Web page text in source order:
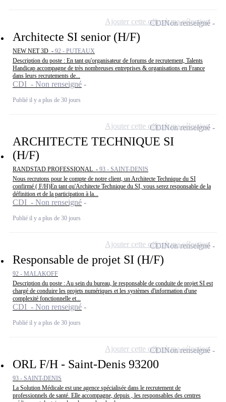
Architecte SI senior (H/F)
NEW NET 3D - 92 - PUTEAUX
Description du poste : En tant qu'organisateur de forums de recrutement, Talents
Handicap accompagne de très nombreuses entreprises & organisations en France
dans leurs recrutements de...
CDI - Non renseigné
Publié il y a plus de 30 jours
CDINon renseigné
Ajouter cette offre à ma sélection
ARCHITECTE TECHNIQUE SI
(H/F)
RANDSTAD PROFESSIONAL - 93 - SAINT-DENIS
Nous recrutons pour le compte de notre client, un Architecte Technique du SI
confirmé ( F/H)En tant qu'Architecte Technique du SI, vous serez responsable de la
définition et de la participation à la...
CDI - Non renseigné
Publié il y a plus de 30 jours
CDINon renseigné
Ajouter cette offre à ma sélection
Responsable de projet SI (H/F)
92 - MALAKOFF
Description du poste : Au sein du bureau, le responsable de conduite de projet SI est
chargé de conduire les projets numériques et les systèmes d'information d'une
complexité fonctionnelle et...
CDI - Non renseigné
Publié il y a plus de 30 jours
CDINon renseigné
Ajouter cette offre à ma sélection
ORL F/H - Saint-Denis 93200
93 - SAINT-DENIS
La Solution Médicale est une agence spécialisée dans le recrutement de
professionnels de santé. Elle accompagne, depuis , les responsables des centres
CDINon renseigné
Ajouter cette offre à ma sélection